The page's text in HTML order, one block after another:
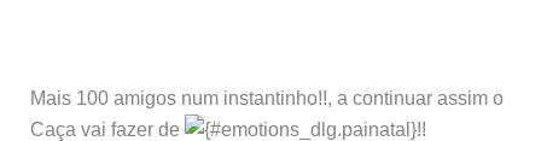
Mais 100 amigos num instantinho!!, a continuar assim o
Caça vai fazer de
!!